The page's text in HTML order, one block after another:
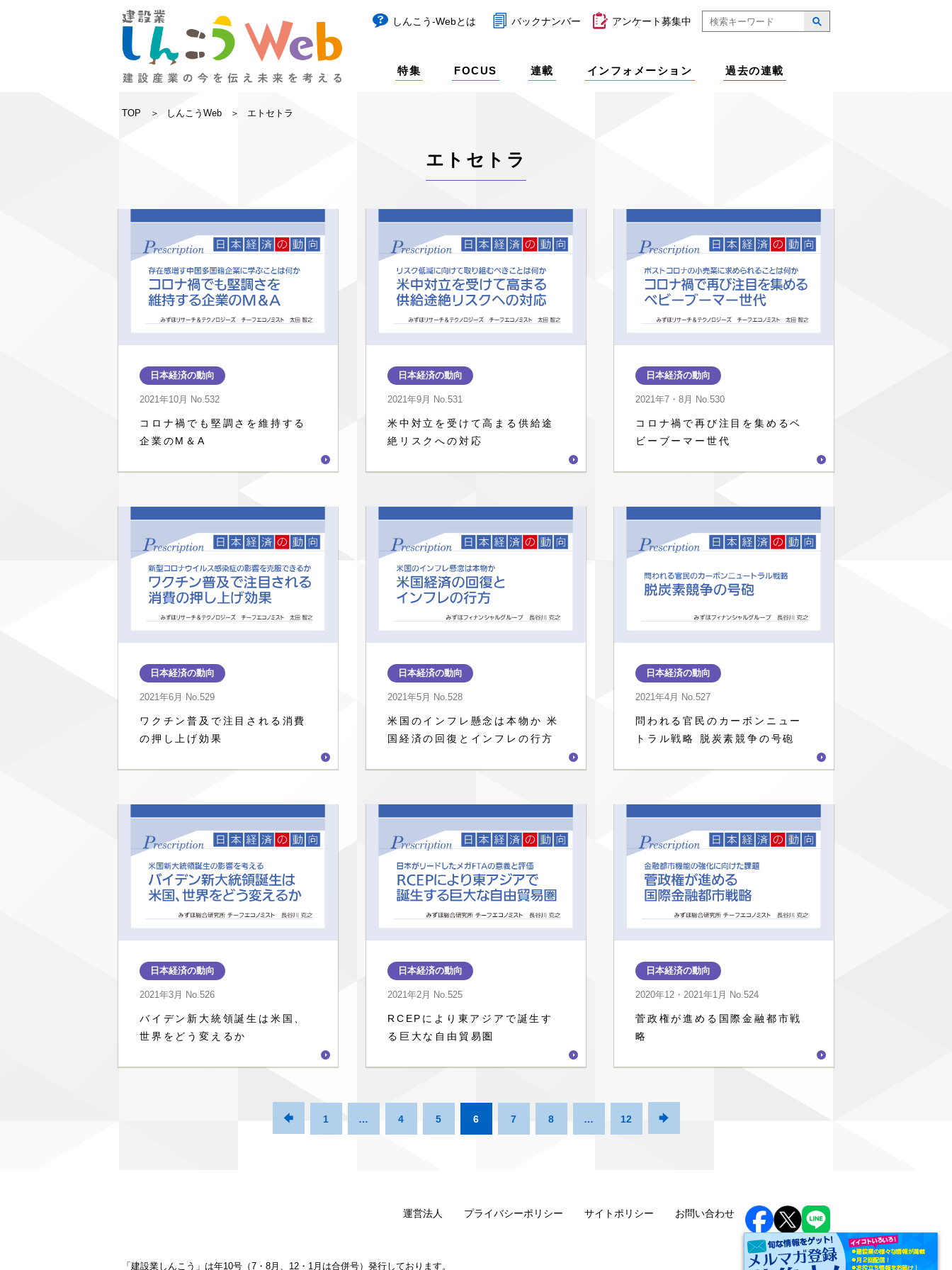
しんこう-Webとは バックナンバー アンケート募集中
特集 FOCUS 連載 インフォメーション 過去の連載
TOP しんこうWeb エトセトラ
エトセトラ
日本経済の動向
2021年10月 No.532
コロナ禍でも堅調さを維持する
企業のM＆A
日本経済の動向
2021年9月 No.531
米中対立を受けて高まる供給途
絶リスクへの対応
日本経済の動向
2021年7・8月 No.530
コロナ禍で再び注目を集めるベ
ビーブーマー世代
日本経済の動向
2021年6月 No.529
ワクチン普及で注目される消費
の押し上げ効果
日本経済の動向
2021年5月 No.528
米国のインフレ懸念は本物か 米
国経済の回復とインフレの行方
日本経済の動向
2021年4月 No.527
問われる官民のカーボンニュー
トラル戦略 脱炭素競争の号砲
日本経済の動向
2021年3月 No.526
バイデン新大統領誕生は米国、
世界をどう変えるか
日本経済の動向
2021年2月 No.525
RCEPにより東アジアで誕生す
る巨大な自由貿易圏
日本経済の動向
2020年12・2021年1月 No.524
菅政権が進める国際金融都市戦
略
 1 … 4 5 6 7 8 … 12 
運営法人 プライバシーポリシー サイトポリシー お問い合わせ
「建設業しんこう」は年10号（7・8月、12・1月は合併号）発行しております。